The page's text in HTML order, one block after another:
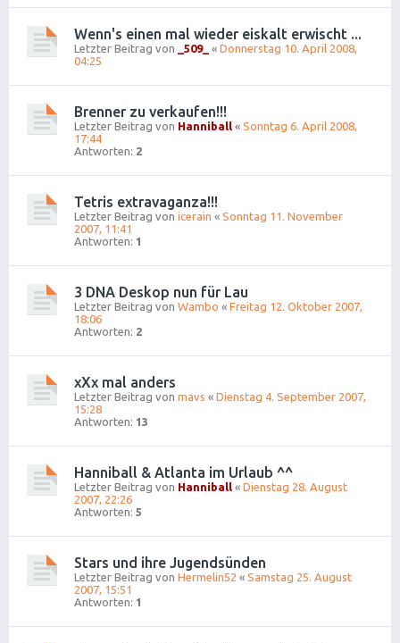
Wenn's einen mal wieder eiskalt erwischt ...
Letzter Beitrag von _509_ « Donnerstag 10. April 2008,
04:25
Brenner zu verkaufen!!!
Letzter Beitrag von Hanniball « Sonntag 6. April 2008,
17:44
Antworten: 2
Tetris extravaganza!!!
Letzter Beitrag von icerain « Sonntag 11. November
2007, 11:41
Antworten: 1
3 DNA Deskop nun für Lau
Letzter Beitrag von Wambo « Freitag 12. Oktober 2007,
18:06
Antworten: 2
xXx mal anders
Letzter Beitrag von mavs « Dienstag 4. September 2007,
15:28
Antworten: 13
Hanniball & Atlanta im Urlaub ^^
Letzter Beitrag von Hanniball « Dienstag 28. August
2007, 22:26
Antworten: 5
Stars und ihre Jugendsünden
Letzter Beitrag von Hermelin52 « Samstag 25. August
2007, 15:51
Antworten: 1